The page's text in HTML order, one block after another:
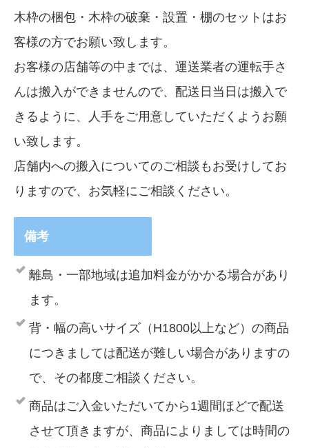
木枠の梱包・木枠の破棄・設置・棚のセットはお
客様の方でお願い致します。
お客様の店舗等の中までは、運送業者の運転手さ
んは搬入ができませんので、配送日当日は搬入で
きるように、人手をご用意していただくようお願
い致します。
店舗内への搬入についてのご相談もお受けしてお
りますので、お気軽にご相談ください。
備考
離島・一部地域は追加料金がかかる場合があり
ます。
背・幅の高いサイズ（H1800以上など）の商品
につきましては配送が難しい場合がありますの
で、その都度ご相談ください。
商品はご入金いただいてから1週間ほどで配送
させて頂きますが、商品によりましては時間の